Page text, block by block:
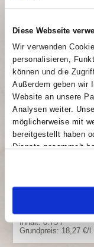
Diese Webseite
Wir verwenden
personalisieren,
können und die
Außerdem geben wir
Website an unsere
Analysen weiter.
möglicherweise mit
bereitgestellt haben
Dienste gesammelt
Inhalt: 0.75 l
Grundpreis: 18,27 €/l